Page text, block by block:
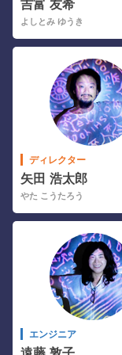
吉富 友希
よしとみ ゆうき
ディレクター
矢田 浩太郎
やた こうたろう
エンジニア